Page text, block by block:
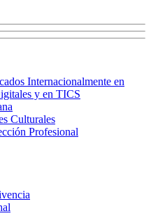
Internacionalmente en
y en TICS
Culturales
Profesional